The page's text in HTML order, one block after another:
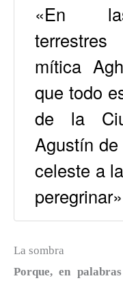
«En
mítica
que todo
de la
Agustín
celeste a
La sombra
Porque, en